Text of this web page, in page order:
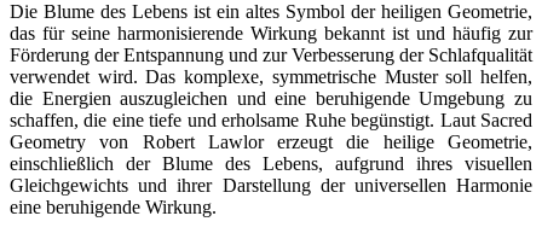
Die Blume des Lebens ist ein altes Symbol der heiligen Geometrie,
das für seine harmonisierende Wirkung bekannt ist und häufig zur
Förderung der Entspannung und zur Verbesserung der Schlafqualität
verwendet wird. Das komplexe, symmetrische Muster soll helfen,
die Energien auszugleichen und eine beruhigende Umgebung zu
schaffen, die eine tiefe und erholsame Ruhe begünstigt. Laut Sacred
Geometry von Robert Lawlor erzeugt die heilige Geometrie,
einschließlich der Blume des Lebens, aufgrund ihres visuellen
Gleichgewichts und ihrer Darstellung der universellen Harmonie
eine beruhigende Wirkung.